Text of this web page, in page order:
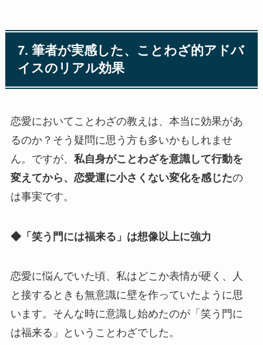
7. 筆者が実感した、ことわざ的アドバ
イスのリアル効果
恋愛においてことわざの教えは、本当に効果があ
るのか？そう疑問に思う方も多いかもしれませ
ん。ですが、 私自身がことわざを意識して行動を
変えてから、恋愛運に小さくない変化を感じたの
は事実です。
◆「笑う門には福来る」は想像以上に強力
恋愛に悩んでいた頃、私はどこか表情が硬く、人
と接するときも無意識に壁を作っていたように思
います。そんな時に意識し始めたのが「笑う門に
は福来る」ということわざでした。